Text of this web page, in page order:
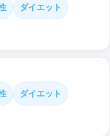
ダイエット
ダイエット